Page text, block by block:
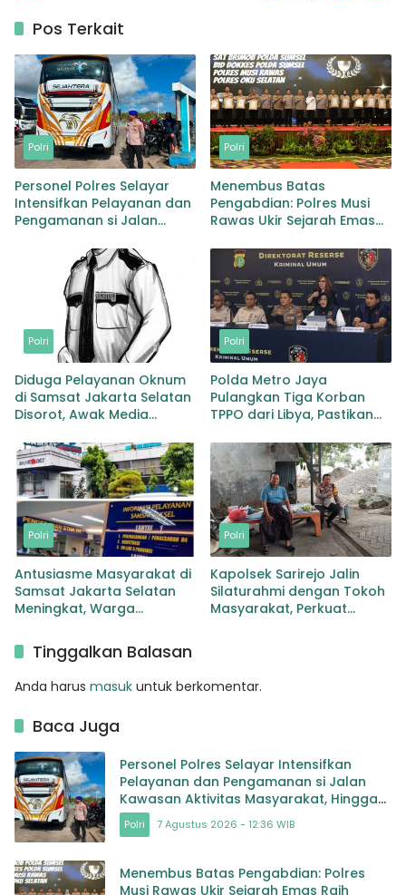
Pos Terkait
Polri
Personel Polres Selayar
Intensifkan Pelayanan dan
Pengamanan si Jalan
Masyarakat, Hingga
Pelabuhan
Polri
Menembus Batas
Pengabdian: Polres Musi
Rawas Ukir Sejarah Emas
Bawah Kepemimpinan
AKBP Agung Adhitya
Prananta
Polri
Diduga Pelayanan Oknum
di Samsat Jakarta Selatan
Disorot, Awak Media
Evaluasi
Polri
Polda Metro Jaya
Pulangkan Tiga Korban
TPPO dari Libya, Pastikan
Pemulihan Korban
Polri
Antusiasme Masyarakat di
Samsat Jakarta Selatan
Meningkat, Warga
Kendaraan
Polri
Kapolsek Sarirejo Jalin
Silaturahmi dengan Tokoh
Masyarakat, Perkuat
Tinggalkan Balasan
Anda harus masuk untuk berkomentar.
Baca Juga
Personel Polres Selayar Intensifkan
Pelayanan dan Pengamanan si Jalan
Kawasan Aktivitas Masyarakat, Hingga
Pelabuhan
Polri 7 Agustus 2026 - 12:36 WIB
Menembus Batas Pengabdian: Polres
Musi Rawas Ukir Sejarah Emas Raih